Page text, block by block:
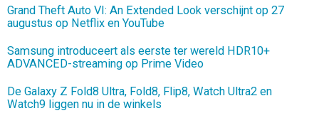
Grand Theft Auto VI: An Extended Look verschijnt op 27
augustus op Netflix en YouTube
Samsung introduceert als eerste ter wereld HDR10+
ADVANCED-streaming op Prime Video
De Galaxy Z Fold8 Ultra, Fold8, Flip8, Watch Ultra2 en
Watch9 liggen nu in de winkels